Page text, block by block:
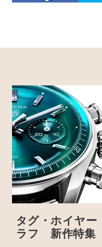
タグ・ホイヤ
ラフ 新作特集